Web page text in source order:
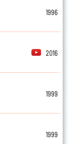
1996
2016
1999
1999